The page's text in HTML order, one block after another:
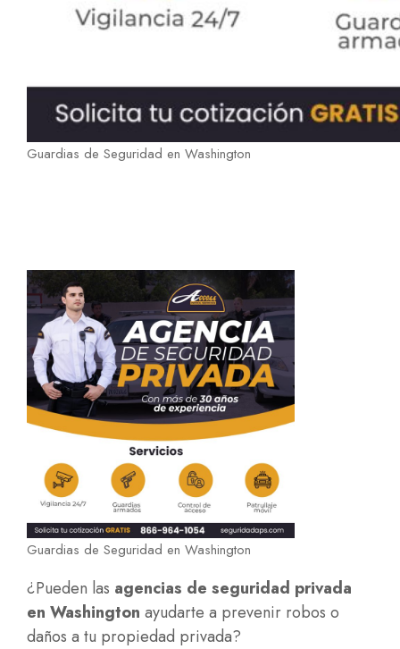
Guardias de Seguridad en Washington
Guardias de Seguridad en Washington
¿Pueden las agencias de seguridad privada
en Washington ayudarte a prevenir robos o
daños a tu propiedad privada?